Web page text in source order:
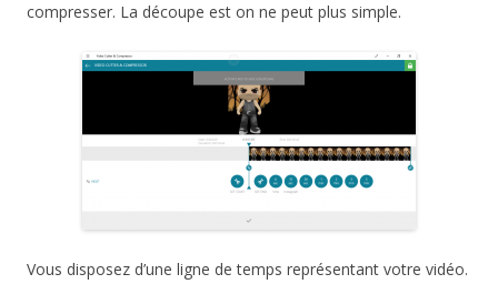
compresser. La découpe est on ne peut plus simple.
Vous disposez d’une ligne de temps représentant votre vidéo.